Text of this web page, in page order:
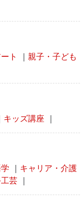
ト ｜ 親子・子ども
キッズ講座 ｜
｜ キャリア・介護
芸 ｜